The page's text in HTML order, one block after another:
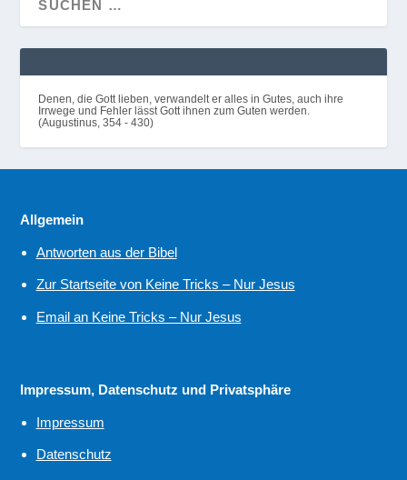
Denen, die Gott lieben, verwandelt er alles in Gutes, auch ihre
Irrwege und Fehler lässt Gott ihnen zum Guten werden.
(Augustinus, 354 - 430)
Allgemein
Antworten aus der Bibel
Zur Startseite von Keine Tricks – Nur Jesus
Email an Keine Tricks – Nur Jesus
Impressum, Datenschutz und Privatsphäre
Impressum
Datenschutz